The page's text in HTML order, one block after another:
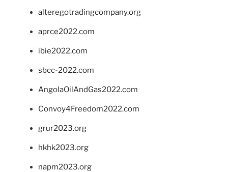
alteregotradingcompany.org
aprce2022.com
ibie2022.com
sbcc-2022.com
AngolaOilAndGas2022.com
Convoy4Freedom2022.com
grur2023.org
hkhk2023.org
napm2023.org